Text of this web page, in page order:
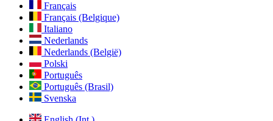
Français
Français (Belgique)
Italiano
Nederlands
Nederlands (België)
Polski
Português
Português (Brasil)
Svenska